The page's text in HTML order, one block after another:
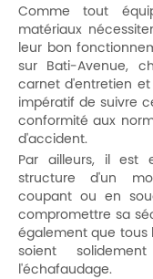
Comme tout
matériaux
leur bon
sur Bati-Avenue,
carnet d'entretien
impératif de suivre
conformité aux
d'accident.
Par ailleurs, il est
structure d'un
coupant ou en
compromettre sa
également que tous
soient
l'échafaudage.